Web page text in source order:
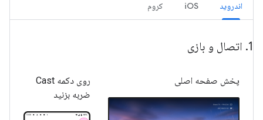
اندروید iOS کروم
1
. اتصال و بازی
روی دکمه Cast
ضربه بزنید
پخش صفحه اصلی